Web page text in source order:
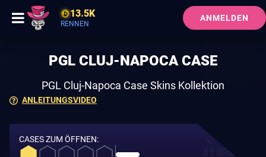
13.5K
RENNEN
ANMELDEN
ANLEITUNGSVIDEO
PGL CLUJ-NAPOCA CASE
PGL Cluj-Napoca Case Skins Kollektion
CASES ZUM ÖFFNEN: